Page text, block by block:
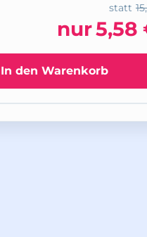
statt
nur5,58
In den Warenkorb